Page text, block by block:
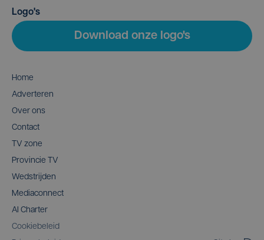
Logo's
Download onze logo's
Home
Adverteren
Over ons
Contact
TV zone
Provincie TV
Wedstrijden
Mediaconnect
AI Charter
Cookiebeleid